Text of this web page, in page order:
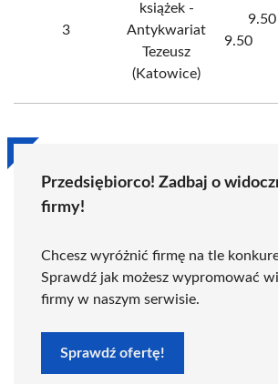
3
książek -
Antykwariat
Tezeusz
(Katowice)
9.50
9.50
Przedsiębiorco! Zadbaj o
firmy!
Chcesz wyróżnić firmę na tle
Sprawdź jak możesz wypromować
firmy w naszym serwisie.
Sprawdź ofertę!